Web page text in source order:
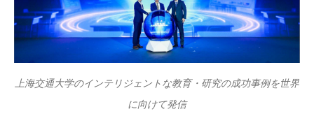
上海交通大学のインテリジェントな教育・研究の成功事例を世界
に向けて発信